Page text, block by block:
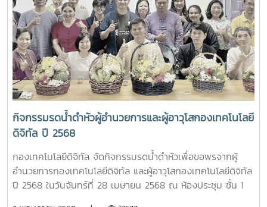
มหาวิทยาลัยให้มีประสิทธิภาพ ทันสมัย และพร้อมรองรับการ
เปลี่ยนแปลงในยุคดิจิทัลอย่างยั่งยืน
ฝ่าย ทั้งนี้ มีผู้บริหารของทั้งสองหน่วยงาน ร่วมเป็นพยาน ณ
ห้องประชุมรวงผึ้ง ชั้น 5 อาคารสำนักงานมหาวิทยาลัย
มหาวิทยาลัยแม่โจ้
กิจกรรมรดน้ำดำหัวผู้อำนวยการและผู้อาวุโสกองเทคโนโลยี
ดิจิทัล ปี 2568
กองเทคโนโลยีดิจิทัล จัดกิจกรรมรดน้ำดำหัวเพื่อขอพรจากผู้
อำนวยการกองเทคโนโลยีดิจิทัล และผู้อาวุโสกองเทคโนโลยีดิจิทัล
ปี 2568 ในวันจันทร์ที่ 28 เมษายน 2568 ณ ห้องประชุม ชั้น 1